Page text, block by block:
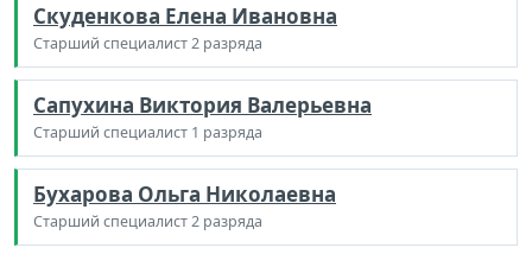
Скуденкова Елена Ивановна
Старший специалист 2 разряда
Сапухина Виктория Валерьевна
Старший специалист 1 разряда
Бухарова Ольга Николаевна
Старший специалист 2 разряда